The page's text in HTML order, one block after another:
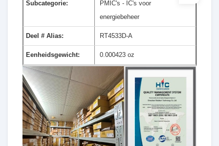
Subcategorie:
PMIC's - IC's voor
energiebeheer
Deel # Alias: RT4533D-A
Eenheidsgewicht: 0.000423 oz